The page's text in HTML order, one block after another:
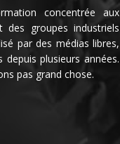
concentrée aux
groupes industriels
par des médias libres,
depuis plusieurs années.
pas grand chose.